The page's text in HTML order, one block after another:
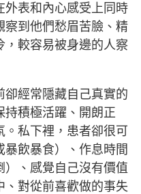
外表和內心感受上同時
察到他們愁眉苦臉、精
，較容易被身邊的人察
經常隱藏自己真實的
持積極活躍、開朗正
。私下裡，患者卻很可
飲暴食）、作息時間
）、感覺自己沒有價值
、對從前喜歡做的事失